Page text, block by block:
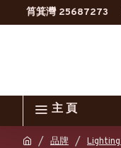
筲箕灣 25687273
主 頁
品牌